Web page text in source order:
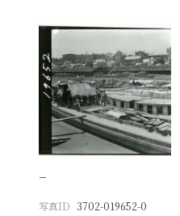
−
写真ID 3702-019652-0